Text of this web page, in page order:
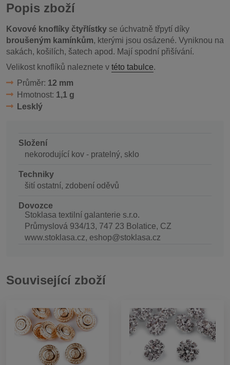
Popis zboží
Kovové knoflíky čtyřlístky se úchvatně třpytí díky
broušeným kamínkům, kterými jsou osázené. Vyniknou na
sakách, košilích, šatech apod. Mají spodní přišívání.
Velikost knoflíků naleznete v této tabulce.
Průměr: 12 mm
Hmotnost: 1,1 g
Lesklý
Složení
nekorodující kov - pratelný, sklo
Techniky
šití ostatní, zdobení oděvů
Dovozce
Stoklasa textilní galanterie s.r.o.
Průmyslová 934/13, 747 23 Bolatice, CZ
www.stoklasa.cz, eshop@stoklasa.cz
Související zboží